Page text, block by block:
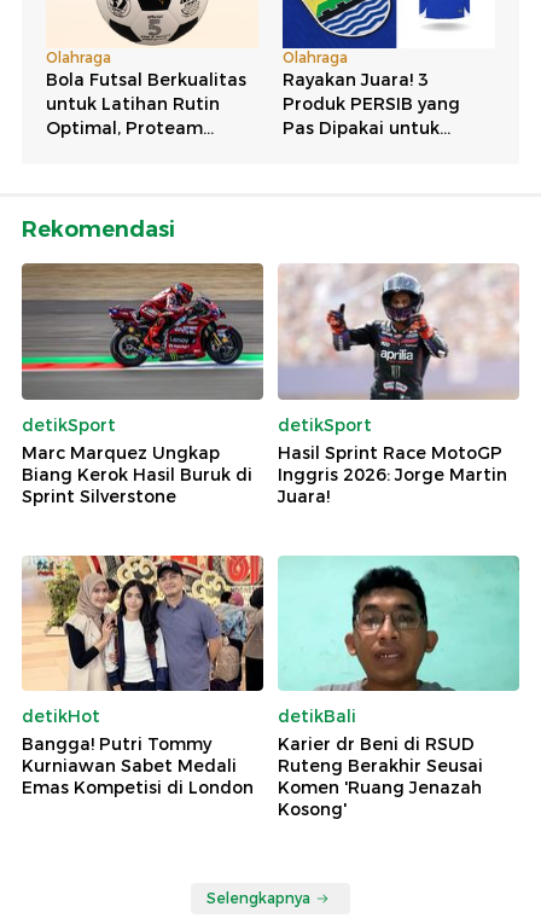
Rekomendasi
detikSport
Marc Marquez Ungkap
Biang Kerok Hasil Buruk di
Sprint Silverstone
detikSport
Hasil Sprint Race MotoGP
Inggris 2026: Jorge Martin
Juara!
detikHot
Bangga! Putri Tommy
Kurniawan Sabet Medali
Emas Kompetisi di London
detikBali
Karier dr Beni di RSUD
Ruteng Berakhir Seusai
Komen 'Ruang Jenazah
Kosong'
Selengkapnya